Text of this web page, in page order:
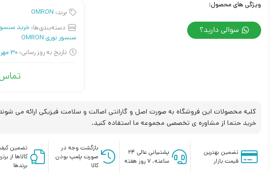
ویژگی های محصول:
سوالی دارید؟
برند: OMRON
دسته‌بندی‌ها: خرید
سنسور نوری OMRON
تاریخ به روز رسانی: 30 مهر 1404
کلیه محصولات این فروشگاه به صورت اصل و گارانتی اصالت و سلامت فیزیکی ارائه می
خرید حتما از مشاوره ی تخصصی مجموعه ما استفاده کنید.
تضمین بهترین
قیمت بازار
پشتیبانی عالی ۲۴
ساعته، ۷ روز هفته
بازگشت وجه در
صورت پلمپ بودن
کالا
تضمین
کالاها از
برندها